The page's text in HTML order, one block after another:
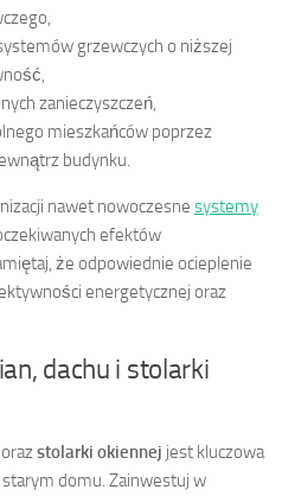
grzewczych o niższej
zanieczyszczeń,
mieszkańców poprzez
budynku.
nawet nowoczesne systemy
efektów
że odpowiednie ocieplenie
energetycznej oraz
dachu i stolarki
orazstolarki okiennej jest kluczowa
domu. Zainwestuj w